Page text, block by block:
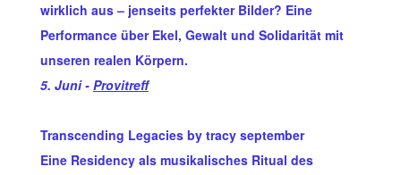
wirklich aus – jenseits perfekter Bilder? Eine
Performance über Ekel, Gewalt und Solidarität mit
unseren realen Körpern.
5. Juni - Provitreff
Transcending Legacies by tracy september
Eine Residency als musikalisches Ritual des